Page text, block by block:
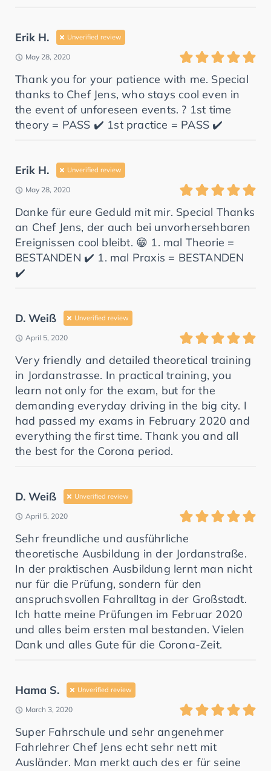
Erik H. Unverified review
May 28, 2020
Thank you for your patience with me. Special
thanks to Chef Jens, who stays cool even in
the event of unforeseen events. ? 1st time
theory = PASS ✔️ 1st practice = PASS ✔️
Erik H. Unverified review
May 28, 2020
Danke für eure Geduld mit mir. Special Thanks
an Chef Jens, der auch bei unvorhersehbaren
Ereignissen cool bleibt. 😁 1. mal Theorie =
BESTANDEN ✔️ 1. mal Praxis = BESTANDEN
✔️
D. Weiß Unverified review
April 5, 2020
Very friendly and detailed theoretical training
in Jordanstrasse. In practical training, you
learn not only for the exam, but for the
demanding everyday driving in the big city. I
had passed my exams in February 2020 and
everything the first time. Thank you and all
the best for the Corona period.
D. Weiß Unverified review
April 5, 2020
Sehr freundliche und ausführliche
theoretische Ausbildung in der Jordanstraße.
In der praktischen Ausbildung lernt man nicht
nur für die Prüfung, sondern für den
anspruchsvollen Fahralltag in der Großstadt.
Ich hatte meine Prüfungen im Februar 2020
und alles beim ersten mal bestanden. Vielen
Dank und alles Gute für die Corona-Zeit.
Hama S. Unverified review
March 3, 2020
Super Fahrschule und sehr angenehmer
Fahrlehrer Chef Jens echt sehr nett mit
Ausländer. Man merkt auch des er für seine